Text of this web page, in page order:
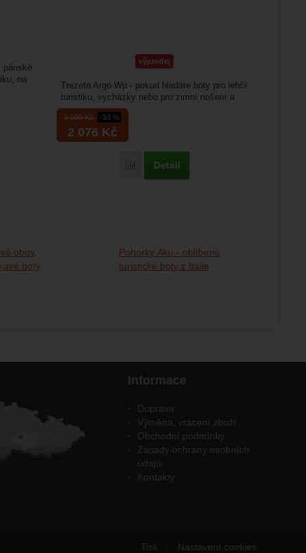
pánské
na
výprodej
3 099Kč -33 %
2 076 Kč
Porovnat
Detail
Trezeta Argo Wp - pokud hledáte boty pro lehčí
turistiku, vycházky nebo pro zimní nošení a
chcete nebo...
obuv,
boty
Pohorky Aku - oblíbené
turistické boty z Itálie
Informace
Doprava
Výměna, vrácení zboží
Obchodní podmínky
Zásady ochrany osobních
údajů
Kontakty
Tisk Nastavení cookies